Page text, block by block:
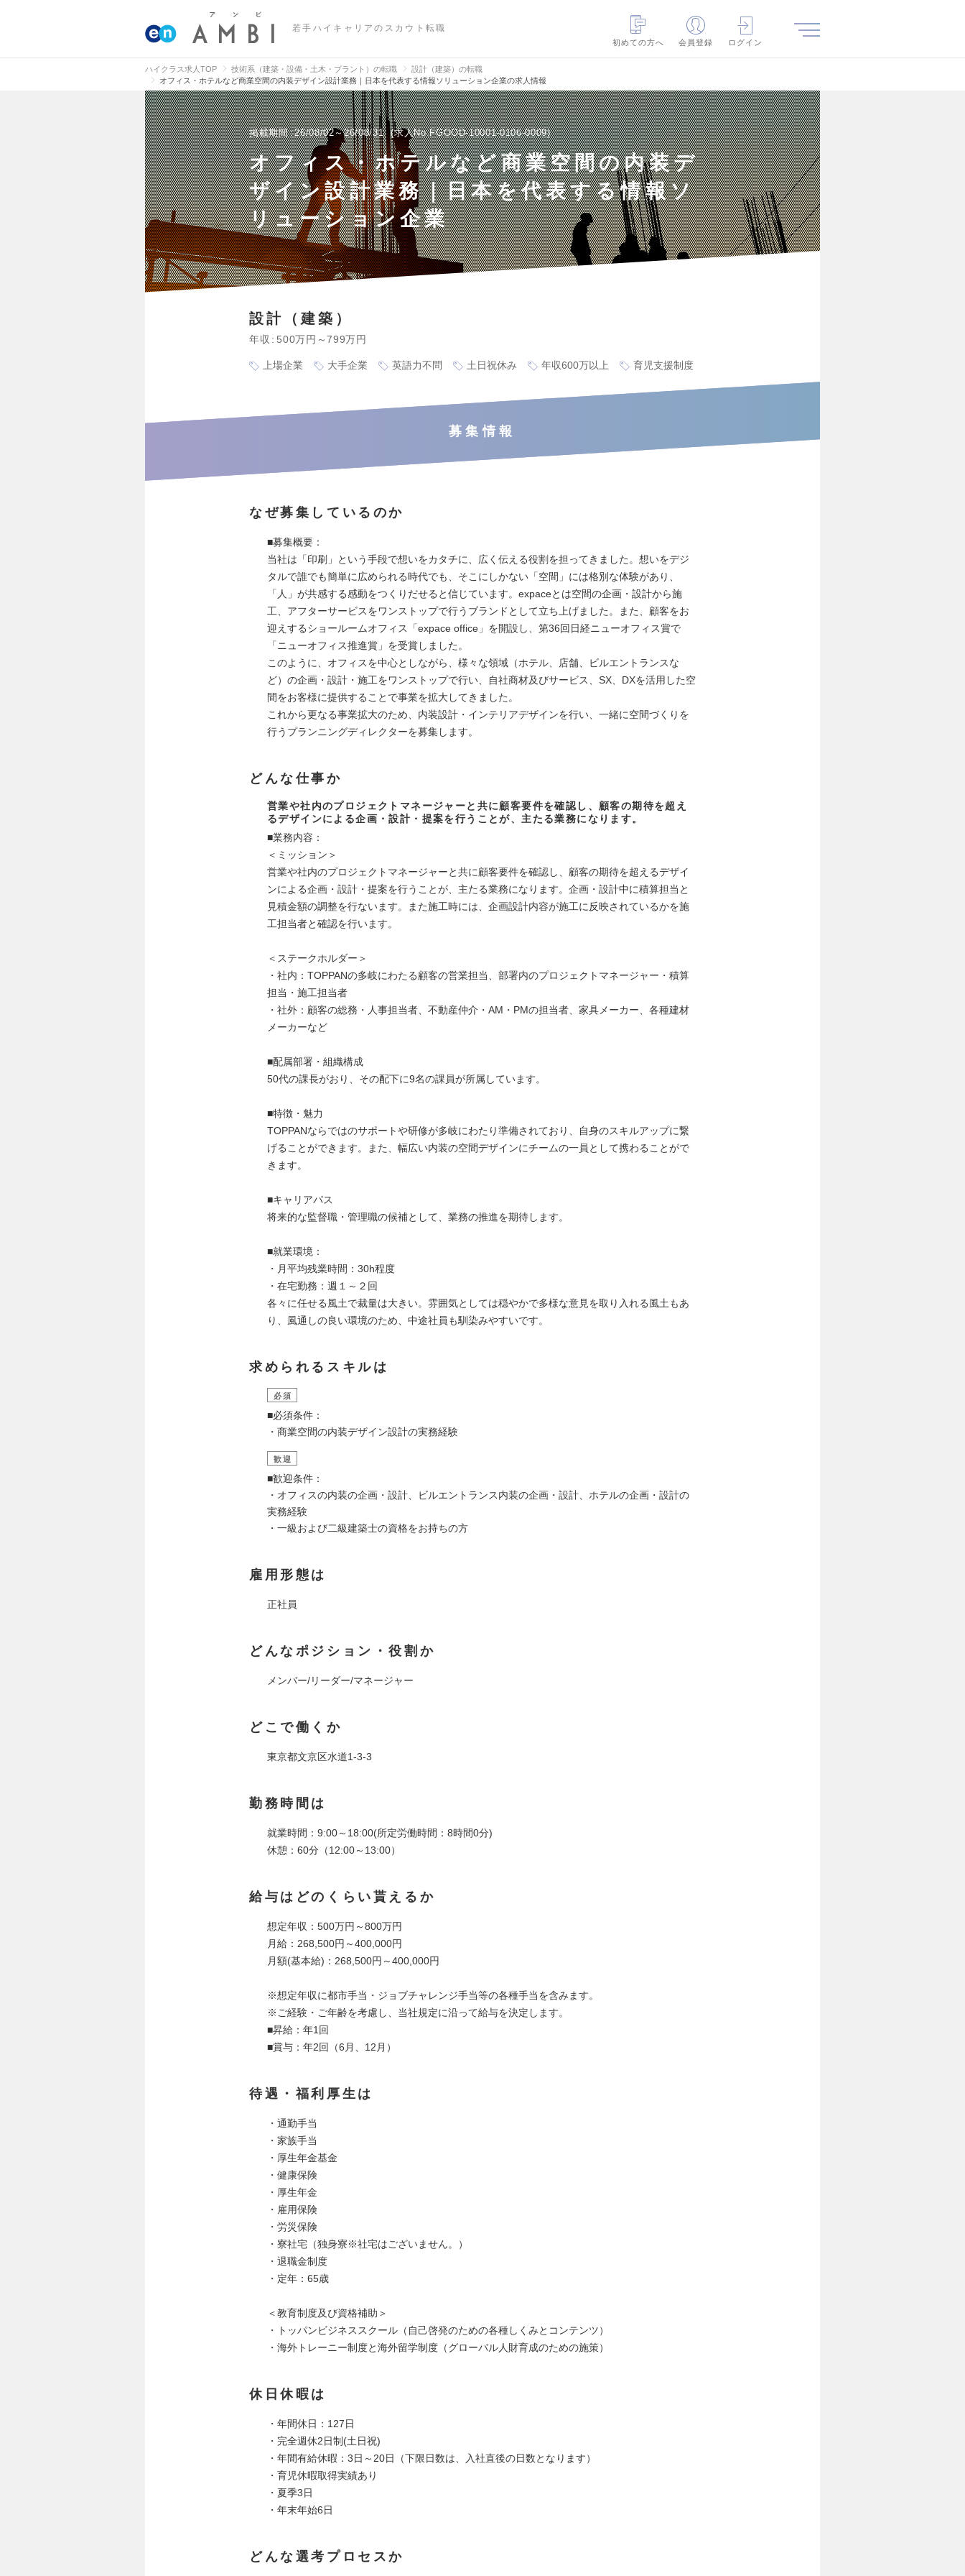
若手ハイキャリアのスカウト転職
初めての方へ
会員登録 ログイン
ハイクラス求人TOP 技術系（建築・設備・土木・プラント）の転職
設計（建築）の転職
オフィス・ホテルなど商業空間の内装デザイン設計業務｜日本を代表する情報ソリューション企業の求人情報
掲載期間 26/08/02～26/08/31 求人No.FGOOD-10001-0106-0009
オフィス・ホテルなど商業空間の内装デ
ザイン設計業務｜日本を代表する情報ソ
リューション企業
設計（建築）
年収 500万円～799万円
上場企業 大手企業 英語力不問 土日祝休み 年収600万以上 育児支援制度
募集情報
なぜ募集しているのか
■募集概要：
当社は「印刷」という手段で想いをカタチに、広く伝える役割を担ってきました。想いをデジ
タルで誰でも簡単に広められる時代でも、そこにしかない「空間」には格別な体験があり、
「人」が共感する感動をつくりだせると信じています。expaceとは空間の企画・設計から施
工、アフターサービスをワンストップで行うブランドとして立ち上げました。また、顧客をお
迎えするショールームオフィス「expace office」を開設し、第36回日経ニューオフィス賞で
「ニューオフィス推進賞」を受賞しました。
このように、オフィスを中心としながら、様々な領域（ホテル、店舗、ビルエントランスな
ど）の企画・設計・施工をワンストップで行い、自社商材及びサービス、SX、DXを活用した空
間をお客様に提供することで事業を拡大してきました。
これから更なる事業拡大のため、内装設計・インテリアデザインを行い、一緒に空間づくりを
行うプランニングディレクターを募集します。
どんな仕事か
営業や社内のプロジェクトマネージャーと共に顧客要件を確認し、顧客の期待を超え
るデザインによる企画・設計・提案を行うことが、主たる業務になります。
■業務内容：
＜ミッション＞
営業や社内のプロジェクトマネージャーと共に顧客要件を確認し、顧客の期待を超えるデザイ
ンによる企画・設計・提案を行うことが、主たる業務になります。企画・設計中に積算担当と
見積金額の調整を行ないます。また施工時には、企画設計内容が施工に反映されているかを施
工担当者と確認を行います。
＜ステークホルダー＞
・社内：TOPPANの多岐にわたる顧客の営業担当、部署内のプロジェクトマネージャー・積算
担当・施工担当者
・社外：顧客の総務・人事担当者、不動産仲介・AM・PMの担当者、家具メーカー、各種建材
メーカーなど
■配属部署・組織構成
50代の課長がおり、その配下に9名の課員が所属しています。
■特徴・魅力
TOPPANならではのサポートや研修が多岐にわたり準備されており、自身のスキルアップに繋
げることができます。また、幅広い内装の空間デザインにチームの一員として携わることがで
きます。
■キャリアパス
将来的な監督職・管理職の候補として、業務の推進を期待します。
■就業環境：
・月平均残業時間：30h程度
・在宅勤務：週１～２回
各々に任せる風土で裁量は大きい。雰囲気としては穏やかで多様な意見を取り入れる風土もあ
り、風通しの良い環境のため、中途社員も馴染みやすいです。
求められるスキルは
必須
■必須条件：
・商業空間の内装デザイン設計の実務経験
歓迎
■歓迎条件：
・オフィスの内装の企画・設計、ビルエントランス内装の企画・設計、ホテルの企画・設計の
実務経験
・一級および二級建築士の資格をお持ちの方
雇用形態は
正社員
どんなポジション・役割か
メンバー/リーダー/マネージャー
どこで働くか
東京都文京区水道1-3-3
勤務時間は
就業時間：9:00～18:00(所定労働時間：8時間0分)
休憩：60分（12:00～13:00）
給与はどのくらい貰えるか
想定年収：500万円～800万円
月給：268,500円～400,000円
月額(基本給)：268,500円～400,000円
※想定年収に都市手当・ジョブチャレンジ手当等の各種手当を含みます。
※ご経験・ご年齢を考慮し、当社規定に沿って給与を決定します。
■昇給：年1回
■賞与：年2回（6月、12月）
待遇・福利厚生は
・通勤手当
・家族手当
・厚生年金基金
・健康保険
・厚生年金
・雇用保険
・労災保険
・寮社宅（独身寮※社宅はございません。）
・退職金制度
・定年：65歳
＜教育制度及び資格補助＞
・トッパンビジネススクール（自己啓発のための各種しくみとコンテンツ）
・海外トレーニー制度と海外留学制度（グローバル人財育成のための施策）
休日休暇は
・年間休日：127日
・完全週休2日制(土日祝)
・年間有給休暇：3日～20日（下限日数は、入社直後の日数となります）
・育児休暇取得実績あり
・夏季3日
・年末年始6日
どんな選考プロセスか